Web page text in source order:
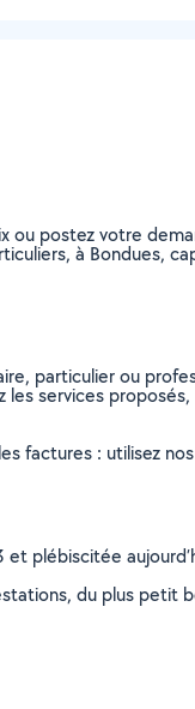
postez votre
à Bondues,
particulier ou
services
factures : utilisez
plébiscitée
du plus petit